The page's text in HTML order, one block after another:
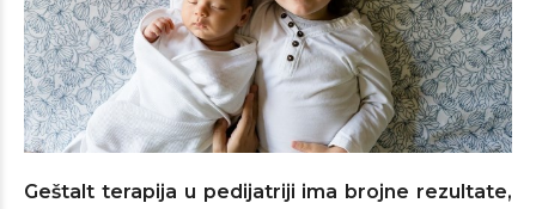
Geštalt terapija u pedijatriji ima brojne rezultate,